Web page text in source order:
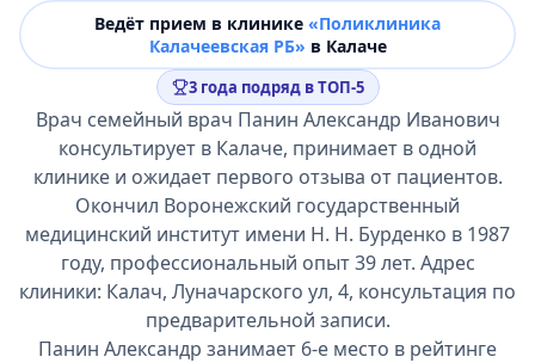
Ведёт прием в клинике «Поликлиника
Калачеевская РБ» в Калаче
3 года подряд в ТОП-5
Врач семейный врач Панин Александр Иванович
консультирует в Калаче, принимает в одной
клинике и ожидает первого отзыва от пациентов.
Окончил Воронежский государственный
медицинский институт имени Н. Н. Бурденко в 1987
году, профессиональный опыт 39 лет. Адрес
клиники: Калач, Луначарского ул, 4, консультация по
предварительной записи.
Панин Александр занимает 6-е место в рейтинге